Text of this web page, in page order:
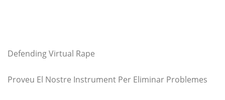
Defending Virtual Rape
Proveu El Nostre Instrument Per Eliminar Problemes